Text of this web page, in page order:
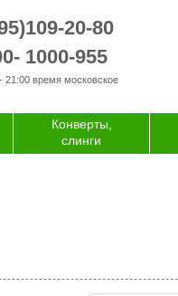
20-80
1000-955
21:00 время московское
Конверты,
слинги